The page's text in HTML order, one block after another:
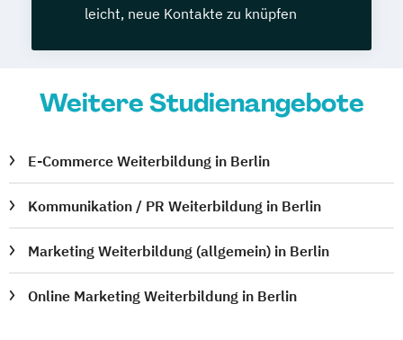
leicht, neue Kontakte zu knüpfen
Weitere Studienangebote
E-Commerce Weiterbildung in Berlin
Kommunikation / PR Weiterbildung in Berlin
Marketing Weiterbildung (allgemein) in Berlin
Online Marketing Weiterbildung in Berlin